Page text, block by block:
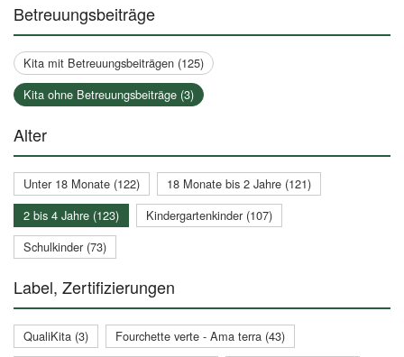
Betreuungsbeiträge
Kita mit Betreuungsbeiträgen (125)
Kita ohne Betreuungsbeiträge (3)
Alter
Unter 18 Monate (122)
18 Monate bis 2 Jahre (121)
2 bis 4 Jahre (123)
Kindergartenkinder (107)
Schulkinder (73)
Label, Zertifizierungen
QualiKita (3)
Fourchette verte - Ama terra (43)